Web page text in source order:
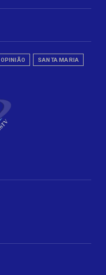
OPINIÃO SANTA MARIA